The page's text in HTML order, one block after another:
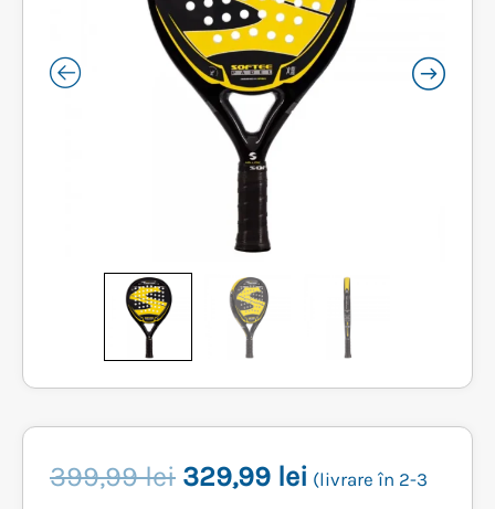
399,99lei Prețul
329,99 lei Prețul
(livrare în 2-3